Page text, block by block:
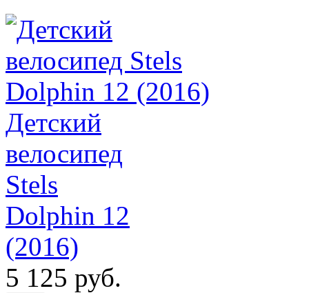
Детский
велосипед
Stels
Dolphin 12
(2016)
5 125 руб.